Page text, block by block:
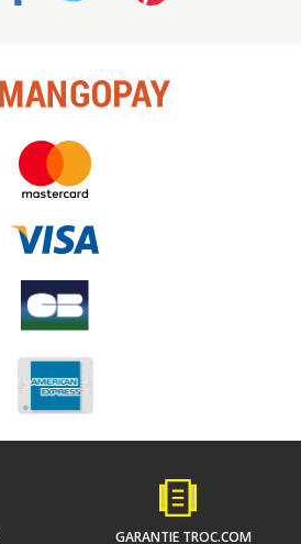
GARANTIE TROC.COM